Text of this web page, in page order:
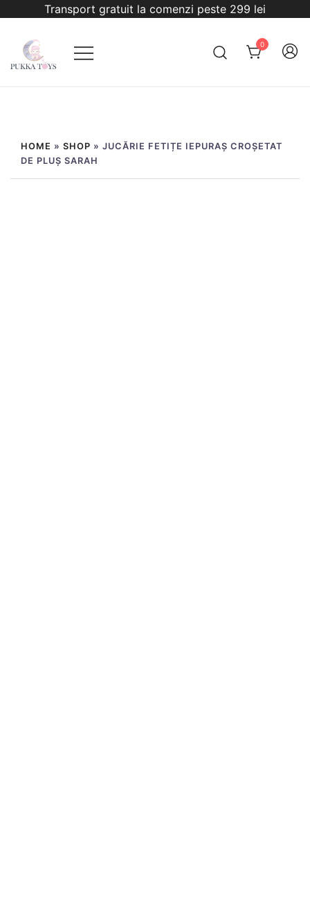
conținut
Transport gratuit la comenzi peste 299 lei
0
HOME » SHOP » JUCĂRIE FETIȚE IEPURAȘ CROȘETAT
DE PLUȘ SARAH